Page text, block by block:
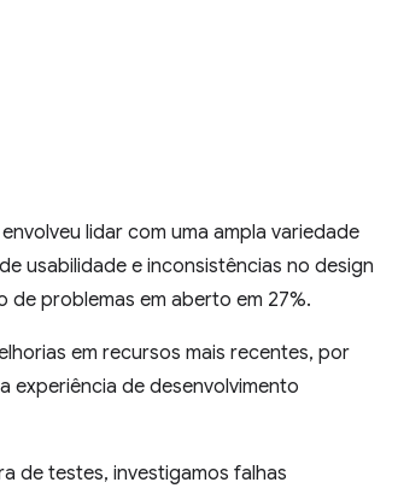
lidar com uma ampla variedade
usabilidade e inconsistências no design
de problemas em aberto em 27%.
em recursos mais recentes, por
experiência de desenvolvimento
de testes, investigamos falhas